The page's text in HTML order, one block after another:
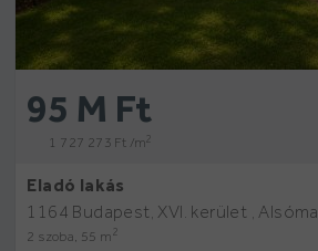
95 M Ft
1 727 273 Ft /m2
Eladó lakás
1164 Budapest, XVI. kerület ,
2 szoba, 55 m2